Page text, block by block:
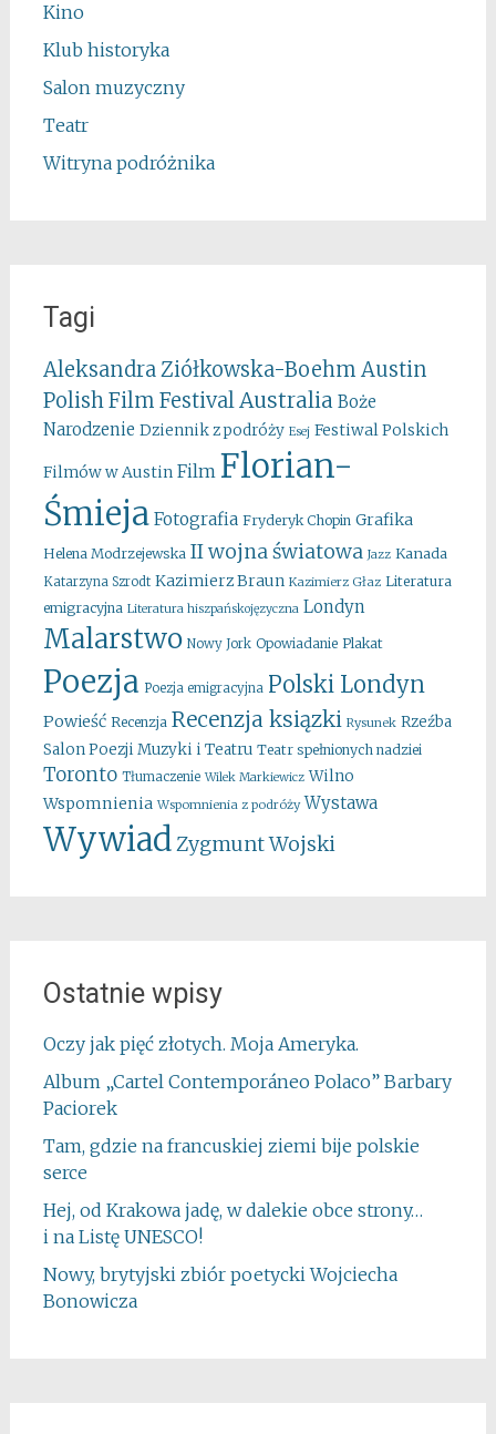
Kino
Klub historyka
Salon muzyczny
Teatr
Witryna podróżnika
Tagi
Aleksandra Ziółkowska-Boehm Austin
Polish Film FestivalAustralia Boże
Narodzenie Dziennik z podróży Esej Festiwal Polskich
Filmów w Austin Film Florian-
Śmieja Fotografia Fryderyk Chopin Grafika
Helena Modrzejewska II wojna światowa Jazz Kanada
Katarzyna Szrodt Kazimierz Braun Kazimierz Głaz Literatura
emigracyjna Literatura hiszpańskojęzyczna Londyn
Malarstwo Nowy Jork Opowiadanie Plakat
Poezja Poezja emigracyjna Polski Londyn
Powieść Recenzja Recenzja ksiązki Rysunek Rzeźba
Salon Poezji Muzyki i Teatru Teatr spełnionych nadziei
Toronto Tłumaczenie Wilek Markiewicz Wilno
Wspomnienia Wspomnienia z podróży Wystawa
WywiadZygmunt Wojski
Ostatnie wpisy
Oczy jak pięć złotych. Moja Ameryka.
Album „Cartel Contemporáneo Polaco” Barbary
Paciorek
Tam, gdzie na francuskiej ziemi bije polskie
serce
Hej, od Krakowa jadę, w dalekie obce strony…
i na Listę UNESCO!
Nowy, brytyjski zbiór poetycki Wojciecha
Bonowicza